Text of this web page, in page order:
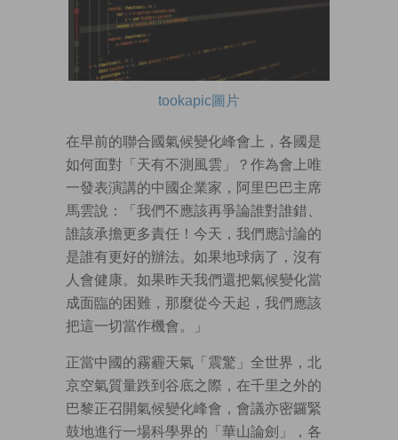
tookapic圖片
在早前的聯合國氣候變化峰會上，各國是
如何面對「天有不測風雲」？作為會上唯
一發表演講的中國企業家，阿里巴巴主席
馬雲說：「我們不應該再爭論誰對誰錯、
誰該承擔更多責任！今天，我們應討論的
是誰有更好的辦法。如果地球病了，沒有
人會健康。如果昨天我們還把氣候變化當
成面臨的困難，那麼從今天起，我們應該
把這一切當作機會。」
正當中國的霧霾天氣「震驚」全世界，北
京空氣質量跌到谷底之際，在千里之外的
巴黎正召開氣候變化峰會，會議亦密鑼緊
鼓地進行一場科學界的「華山論劍」，各